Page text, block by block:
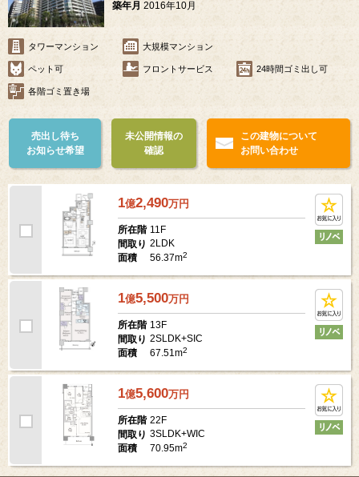
築年月 2016年10月
タワーマンション 大規模マンション
ペット可 フロントサービス 24時間ゴミ出し可
各階ゴミ置き場
売出し待ち
お知らせ希望
未公開情報の
確認
この建物について
お問い合わせ
1億2,490万円
所在階 11F
間取り 2LDK
面積
56.37m2
1億5,500万円
所在階 13F
間取り 2SLDK+SIC
面積
67.51m2
1億5,600万円
所在階 22F
間取り 3SLDK+WIC
面積
70.95m2